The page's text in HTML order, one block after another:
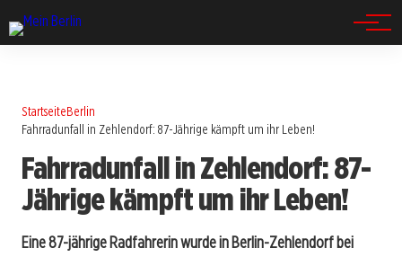
StartseiteBerlin
Fahrradunfall in Zehlendorf: 87-Jährige kämpft um ihr Leben!
Fahrradunfall in Zehlendorf: 87-
Jährige kämpft um ihr Leben!
Eine 87-jährige Radfahrerin wurde in Berlin-Zehlendorf bei